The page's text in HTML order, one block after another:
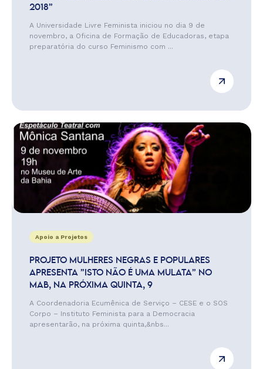
2018”
A Universidade Livre Feminista iniciou no dia 9 de
novembro, a Oficina de Formação de Educadoras, etapa
preparatória do curso Feminismo com ...
Apoio a Projetos
PROJETO MULHERES NEGRAS E POPULARES
APRESENTA ”ISTO NÃO É UMA MULATA” NO
MAB, NA PRÓXIMA QUINTA, 9
A Coordenadoria Ecumênica de Serviço – CESE e o SOS
Corpo – Instituto Feminista para a Democracia
apresentarão, na próxima quinta,&nbs...